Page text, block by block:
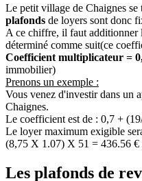
Le petit village de Chaignes
plafonds de loyers sont donc
A ce chiffre, il faut
déterminé comme suit(ce
Coefficient multiplicateur =
immobilier)
Prenons un exemple :
Vous venez d'investir dans un
Chaignes.
Le coefficient est de : 0,7 +
Le loyer maximum exigible
(8,75 X 1.07) X 51 = 436.56 €
Les plafonds de